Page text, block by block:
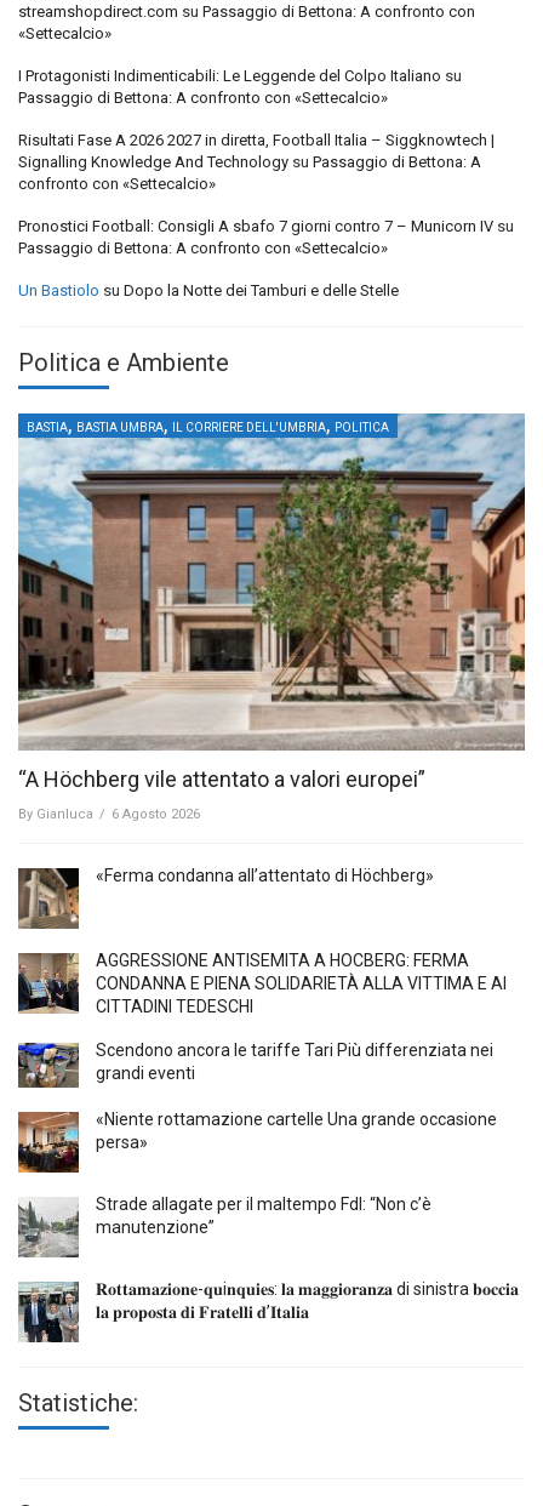
streamshopdirect.com su Passaggio di Bettona: A confronto con
«Settecalcio»
I Protagonisti Indimenticabili: Le Leggende del Colpo Italiano su
Passaggio di Bettona: A confronto con «Settecalcio»
Risultati Fase A 2026 2027 in diretta, Football Italia – Siggknowtech |
Signalling Knowledge And Technology su Passaggio di Bettona: A
confronto con «Settecalcio»
Pronostici Football: Consigli A sbafo 7 giorni contro 7 – Municorn IV su
Passaggio di Bettona: A confronto con «Settecalcio»
Un Bastiolo su Dopo la Notte dei Tamburi e delle Stelle
Politica e Ambiente
BASTIA, BASTIA UMBRA, IL CORRIERE DELL'UMBRIA, POLITICA
“A Höchberg vile attentato a valori europei”
By Gianluca / 6 Agosto 2026
«Ferma condanna all’attentato di Höchberg»
AGGRESSIONE ANTISEMITA A HÖCBERG: FERMA
CONDANNA E PIENA SOLIDARIETÀ ALLA VITTIMA E AI
CITTADINI TEDESCHI
Scendono ancora le tariffe Tari Più differenziata nei
grandi eventi
«Niente rottamazione cartelle Una grande occasione
persa»
Strade allagate per il maltempo FdI: “Non c’è
manutenzione”
𝐑𝐨𝐭𝐭𝐚𝐦𝐚𝐳𝐢𝐨𝐧𝐞-𝐪𝐮i𝐧𝐪𝐮𝐢𝐞𝐬: 𝐥𝐚 𝐦𝐚𝐠𝐠𝐢𝐨𝐫𝐚𝐧𝐳𝐚 di sinistra 𝐛𝐨𝐜𝐜𝐢𝐚
𝐥𝐚 𝐩𝐫𝐨𝐩𝐨𝐬𝐭𝐚 𝐝𝐢 𝐅𝐫𝐚𝐭𝐞𝐥𝐥𝐢 𝐝’𝐈𝐭𝐚𝐥𝐢𝐚
Statistiche: